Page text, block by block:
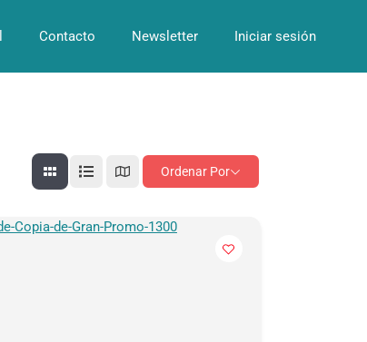
Contacto Newsletter Iniciar sesión
Ordenar Por